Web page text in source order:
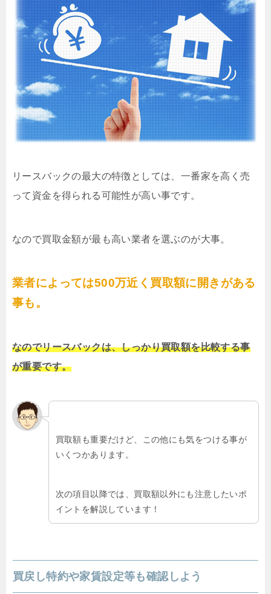
リースバックの最大の特徴としては、一番家を高く売
って資金を得られる可能性が高い事です。
なので買取金額が最も高い業者を選ぶのが大事。
業者によっては500万近く買取額に開きがある
事も。
なのでリースバックは、しっかり買取額を比較する事
が重要です。
買取額も重要だけど、この他にも気をつける事が
いくつかあります。
次の項目以降では、買取額以外にも注意したいポ
イントを解説しています！
買戻し特約や家賃設定等も確認しよう